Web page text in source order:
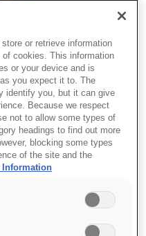
or retrieve information
cookies. This information
or your device and is
you expect it to. The
identify you, but it can give
Because we respect
not to allow some types of
headings to find out more
blocking some types
of the site and the
Information